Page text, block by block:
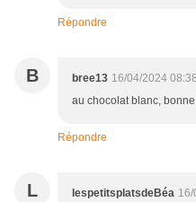
Répondre
B bree13 16/04/2024 08:38
au chocolat blanc,
Répondre
L lespetitsplatsdeBéa